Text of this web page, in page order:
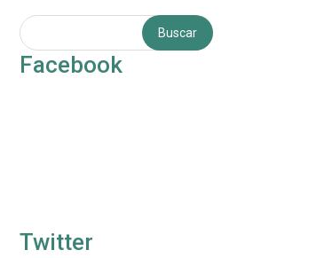
Facebook
Twitter